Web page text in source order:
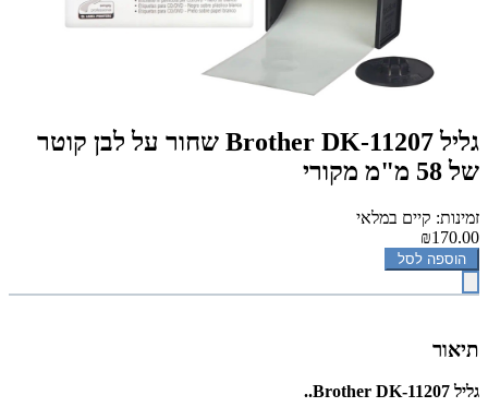
גליל Brother DK-11207 שחור על לבן קוטר
של 58 מ"מ מקורי
זמינות: קיים במלאי
₪170.00
הוספה לסל
תיאור
גליל Brother DK-11207..